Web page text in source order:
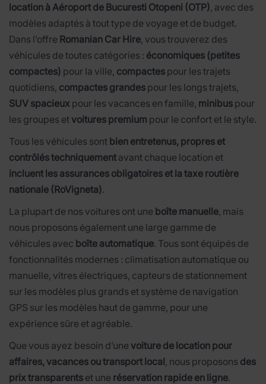
location à Aéroport de Bucuresti Otopeni (OTP), avec des
modèles adaptés à tout type de voyage et de budget.
Dans l’offre Romanian Car Hire, vous trouverez des
véhicules de toutes catégories : économiques (petites
compactes) pour la ville, compactes pour les trajets
quotidiens, compactes grandes pour les longs trajets,
SUV spacieux pour les vacances en famille, minibus pour
les groupes et voitures premium pour le confort et le style.
Tous les véhicules sont bien entretenus, propres et
contrôlés techniquement avant chaque location et
incluent les assurances obligatoires et la taxe routière
nationale (RoVigneta).
La plupart de nos voitures ont une boîte manuelle, mais
nous proposons également une large gamme de
véhicules avec boîte automatique. Tous sont équipés de
fonctionnalités modernes : climatisation automatique ou
manuelle, vitres électriques, capteurs de stationnement
sur les modèles plus grands et système de navigation
GPS sur les modèles haut de gamme, pour une
expérience sûre et agréable.
Que vous ayez besoin d’une voiture de location pour
affaires, vacances ou transport local, nous proposons des
prix transparents et une réservation rapide en ligne.